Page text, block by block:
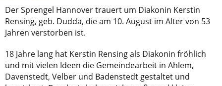
Der Sprengel Hannover trauert um Diakonin Kerstin
Rensing, geb. Dudda, die am 10. August im Alter von 53
Jahren verstorben ist.
18 Jahre lang hat Kerstin Rensing als Diakonin fröhlich
und mit vielen Ideen die Gemeindearbeit in Ahlem,
Davenstedt, Velber und Badenstedt gestaltet und